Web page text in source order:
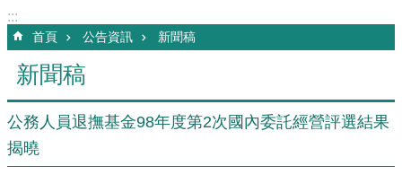
:::
首頁 公告資訊 新聞稿
新聞稿
公務人員退撫基金98年度第2次國內委託經營評選結果
揭曉